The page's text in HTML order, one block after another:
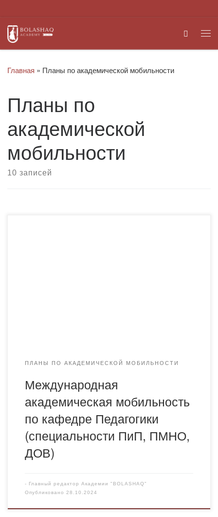
Search
Главная » Планы по академической мобильности
Планы по
академической
мобильности
10 записей
ПЛАНЫ ПО АКАДЕМИЧЕСКОЙ МОБИЛЬНОСТИ
Международная
академическая мобильность
по кафедре Педагогики
(специальности ПиП, ПМНО,
ДОВ)
- Главный редактор Академии "BOLASHAQ"
Опубликовано 28.10.2024